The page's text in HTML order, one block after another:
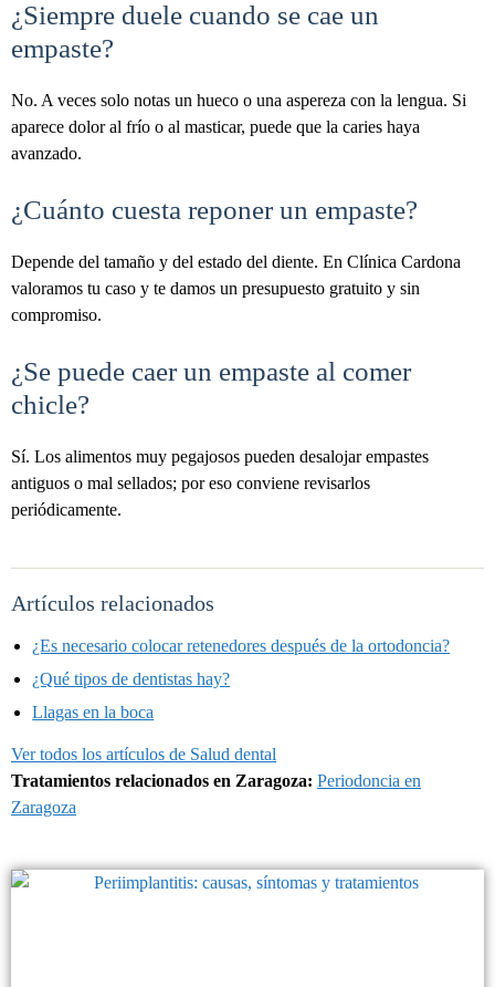
¿Siempre duele cuando se cae un
empaste?
No. A veces solo notas un hueco o una aspereza con la lengua. Si
aparece dolor al frío o al masticar, puede que la caries haya
avanzado.
¿Cuánto cuesta reponer un empaste?
Depende del tamaño y del estado del diente. En Clínica Cardona
valoramos tu caso y te damos un presupuesto gratuito y sin
compromiso.
¿Se puede caer un empaste al comer
chicle?
Sí. Los alimentos muy pegajosos pueden desalojar empastes
antiguos o mal sellados; por eso conviene revisarlos
periódicamente.
Artículos relacionados
¿Es necesario colocar retenedores después de la ortodoncia?
¿Qué tipos de dentistas hay?
Llagas en la boca
Ver todos los artículos de Salud dental
Tratamientos relacionados en Zaragoza: Periodoncia en
Zaragoza